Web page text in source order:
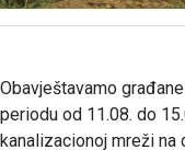
Obavještavamo
periodu od 11.08. do
kanalizacionoj mreži